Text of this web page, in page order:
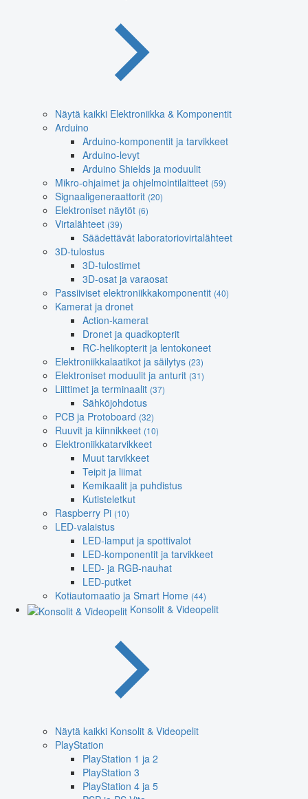
Näytä kaikki Elektroniikka & Komponentit
Arduino
Arduino-komponentit ja tarvikkeet
Arduino-levyt
Arduino Shields ja moduulit
Mikro-ohjaimet ja ohjelmointilaitteet (59)
Signaaligeneraattorit (20)
Elektroniset näytöt (6)
Virtalähteet (39)
Säädettävät laboratoriovirtalähteet
3D-tulostus
3D-tulostimet
3D-osat ja varaosat
Passiiviset elektroniikkakomponentit (40)
Kamerat ja dronet
Action-kamerat
Dronet ja quadkopterit
RC-helikopterit ja lentokoneet
Elektroniikkalaatikot ja säilytys (23)
Elektroniset moduulit ja anturit (31)
Liittimet ja terminaalit (37)
Sähköjohdotus
PCB ja Protoboard (32)
Ruuvit ja kiinnikkeet (10)
Elektroniikkatarvikkeet
Muut tarvikkeet
Teipit ja liimat
Kemikaalit ja puhdistus
Kutisteletkut
Raspberry Pi (10)
LED-valaistus
LED-lamput ja spottivalot
LED-komponentit ja tarvikkeet
LED- ja RGB-nauhat
LED-putket
Kotiautomaatio ja Smart Home (44)
Konsolit & Videopelit
Näytä kaikki Konsolit & Videopelit
PlayStation
PlayStation 1 ja 2
PlayStation 3
PlayStation 4 ja 5